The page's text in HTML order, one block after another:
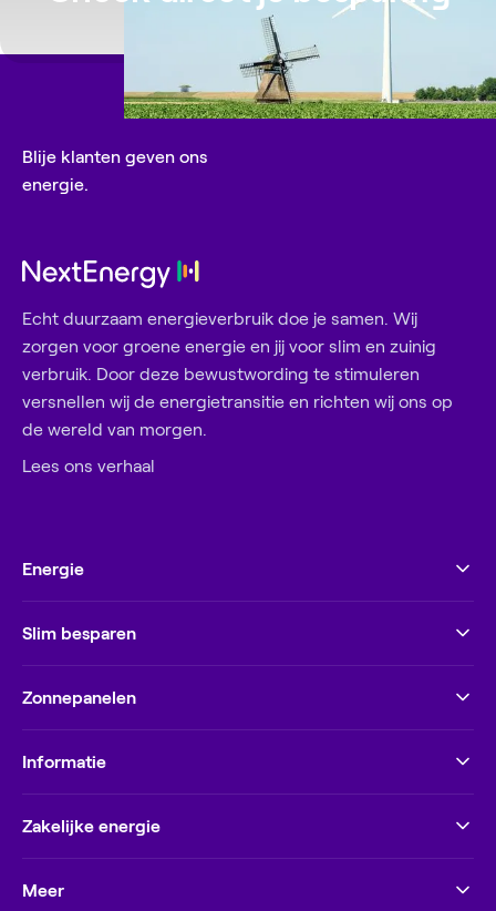
Blije klanten geven ons
energie.
Echt duurzaam energieverbruik doe je samen. Wij
zorgen voor groene energie en jij voor slim en zuinig
verbruik. Door deze bewustwording te stimuleren
versnellen wij de energietransitie en richten wij ons op
de wereld van morgen.
Lees ons verhaal
Energie
Slim besparen
Zonnepanelen
Informatie
Zakelijke energie
Meer